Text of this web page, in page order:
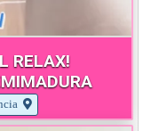
RELAX!